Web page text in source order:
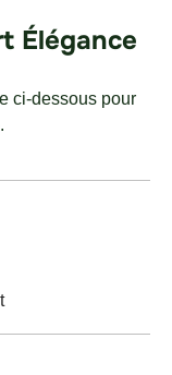
Élégance
ci-dessous pour